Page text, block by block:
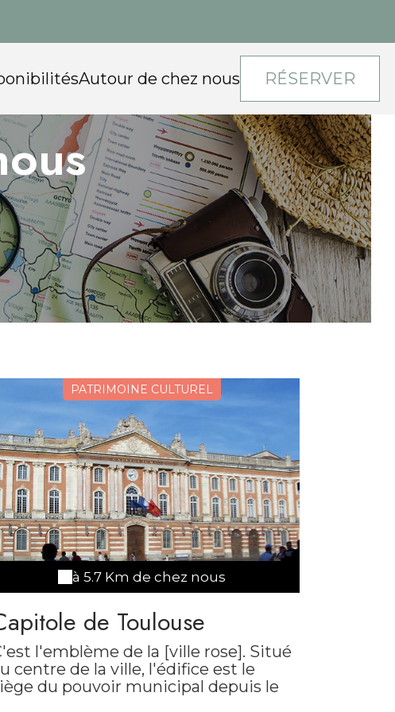
Autour de chez nous RÉSERVER
PATRIMOINE CULTUREL
à 5.7 Km de chez nous
de Toulouse
l'emblème de la [ville rose]. Situé
centre de la ville, l'édifice est le
du pouvoir municipal depuis le